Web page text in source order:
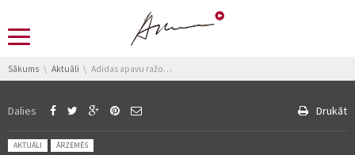
You are here:
Sākums Aktuāli Adidas apavu ražošanu uzticēs robotiem
Dalies Drukāt
Posted in:
AKTUĀLI ĀRZEMĒS